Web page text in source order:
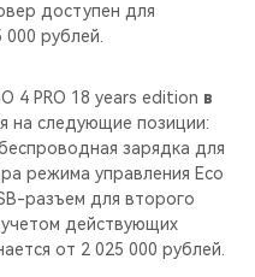
доступен для
рублей.
4 PRO 18 years edition в
на следующие позиции:
зарядка для
режима управления Eco
разъем для второго
действующих
от 2 025 000 рублей.